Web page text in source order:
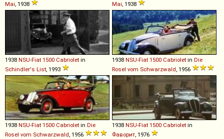
Mai, 1938
Mai, 1938
1938 NSU-Fiat 1500 Cabriolet in
Schindler's List, 1993
1938 NSU-Fiat 1500 Cabriolet in Die
Rosel vom Schwarzwald, 1956
1938 NSU-Fiat 1500 Cabriolet in Die
Rosel vom Schwarzwald, 1956
1938 NSU-Fiat 1500 Cabriolet in
Фаворит, 1976